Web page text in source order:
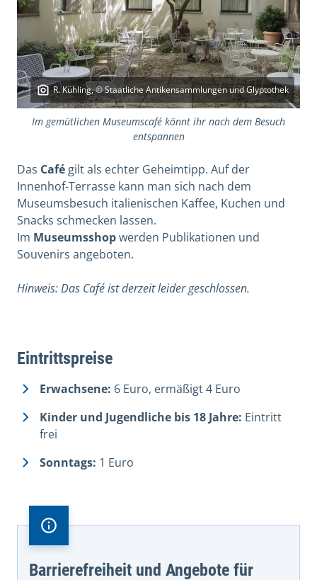
R. Kühling, © Staatliche Antikensammlungen und Glyptothek
Im gemütlichen Museumscafé könnt ihr nach dem Besuch
entspannen
Das Café gilt als echter Geheimtipp. Auf der
Innenhof-Terrasse kann man sich nach dem
Museumsbesuch italienischen Kaffee, Kuchen und
Snacks schmecken lassen.
Im Museumsshopwerden Publikationen und
Souvenirs angeboten.
Hinweis: Das Café ist derzeit leider geschlossen.
Eintrittspreise
Erwachsene: 6 Euro, ermäßigt 4 Euro
Kinder und Jugendliche bis 18 Jahre: Eintritt
frei
Sonntags: 1 Euro
Barrierefreiheit und Angebote für